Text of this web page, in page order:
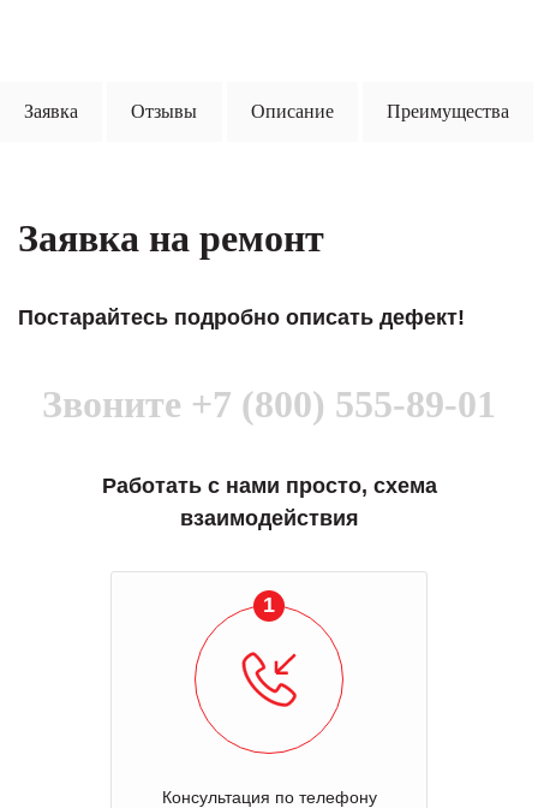
Заявка Отзывы Описание Преимущества
Заявка на ремонт
Постарайтесь подробно описать дефект!
Звоните +7 (800) 555-89-01
Работать с нами просто, схема
взаимодействия
1
Консультация по телефону